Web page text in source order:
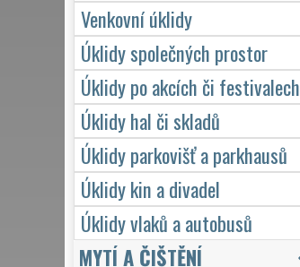
Venkovní úklidy
Úklidy společných prostor
Úklidy po akcích či festivalech
Úklidy hal či skladů
Úklidy parkovišť a parkhausů
Úklidy kin a divadel
Úklidy vlaků a autobusů
MYTÍ A ČIŠTĚNÍ